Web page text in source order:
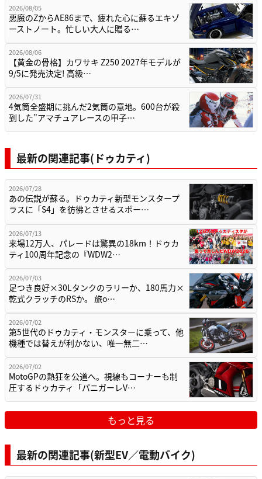
2026/08/05
悪魔のZからAE86まで、疲れた心に蘇るエキゾ
ーストノート。忙しい大人に贈る…
2026/08/06
【黄金の骨格】カワサキ Z250 2027年モデルが
9/5に発売決定! 高級…
2026/07/31
4気筒全盛期に挑んだ2気筒の意地。600台が殺
到した”アマチュアレースの甲子…
最新の関連記事(ドゥカティ)
2026/07/28
あの伝説が蘇る。ドゥカティ新型モンスタープ
ラスに「S4」を彷彿とさせるスポー…
2026/07/13
来場12万人、パレードは驚異の18km！ドゥカ
ティ100周年記念の『WDW2…
2026/07/03
足つき良好×30Lタンクのラリーか、180馬力×
乾式クラッチのRSか。 旅o…
2026/07/02
第5世代のドゥカティ・モンスターに乗って、他
機種では替えが利かない、唯一無二…
2026/07/02
MotoGPの熱狂を公道へ。視線もコーナーも制
圧するドゥカティ「パニガーレV…
もっと見る
最新の関連記事(新型EV／電動バイク)